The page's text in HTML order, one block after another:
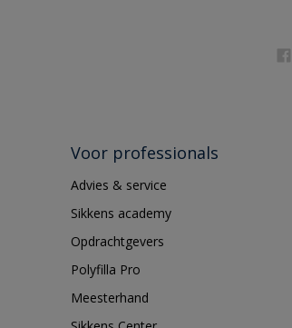
Voor professionals
Advies & service
Sikkens academy
Opdrachtgevers
Polyfilla Pro
Meesterhand